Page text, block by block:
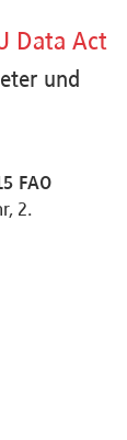
Data Act
und
FAO
2.